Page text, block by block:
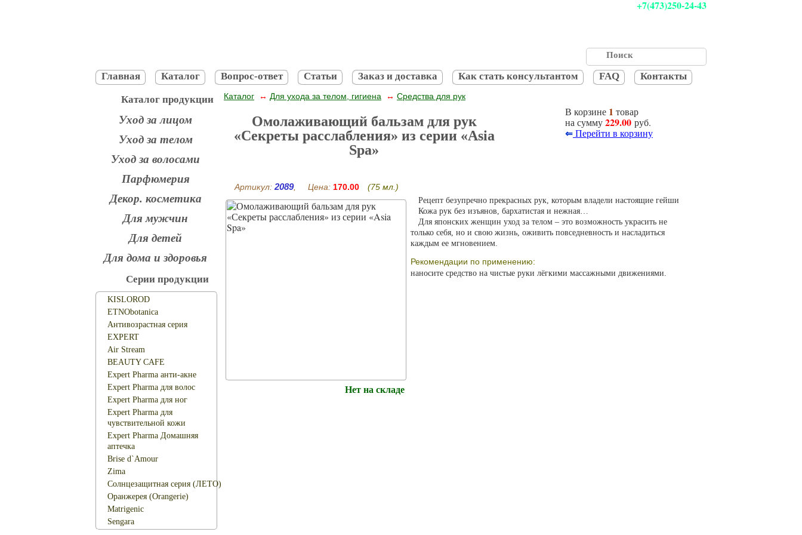
+7(473)250-24-43
Главная Каталог Вопрос-ответ Статьи Заказ и доставка Как стать консультантом FAQ Контакты
Каталог продукции
Уход за лицом
Уход за телом
Уход за волосами
Парфюмерия
Декор. косметика
Для мужчин
Для детей
Для дома и здоровья
Серии продукции
KISLOROD
ETNObotanica
Антивозрастная серия
EXPERT
Air Stream
BEAUTY CAFЕ
Expert Pharma анти-акне
Expert Pharma для волос
Expert Pharma для ног
Expert Pharma для
чувствительной кожи
Expert Pharma Домашняя
аптечка
Brise d`Amour
Zima
Солнцезащитная серия (ЛЕТО)
Оранжерея (Orangerie)
Matrigenic
Sengara
Каталог ↔ Для ухода за телом, гигиена ↔ Средства для рук
Омолаживающий бальзам для рук
«Секреты расслабления» из серии «Asia
Spa»
В корзине 1 товар
на сумму229.00 руб.
⇐Перейти в корзину
Артикул: 2089, Цена: 170.00 (75 мл.)
Нет на складе
Рецепт безупречно прекрасных рук, которым владели настоящие гейши
Кожа рук без изъянов, бархатистая и нежная…
Для японских женщин уход за телом – это возможность украсить не
только себя, но и свою жизнь, оживить повседневность и насладиться
каждым ее мгновением.
Рекомендации по применению:
наносите средство на чистые руки лёгкими массажными движениями.